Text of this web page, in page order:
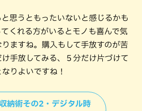
思うともったいないと感じるかも
くれる方がいるとモノも喜んで気
ますね。購入もして手放すのが苦
手放してみる、５分だけ片づけて
りよいですね！
納術その2・デジタル時